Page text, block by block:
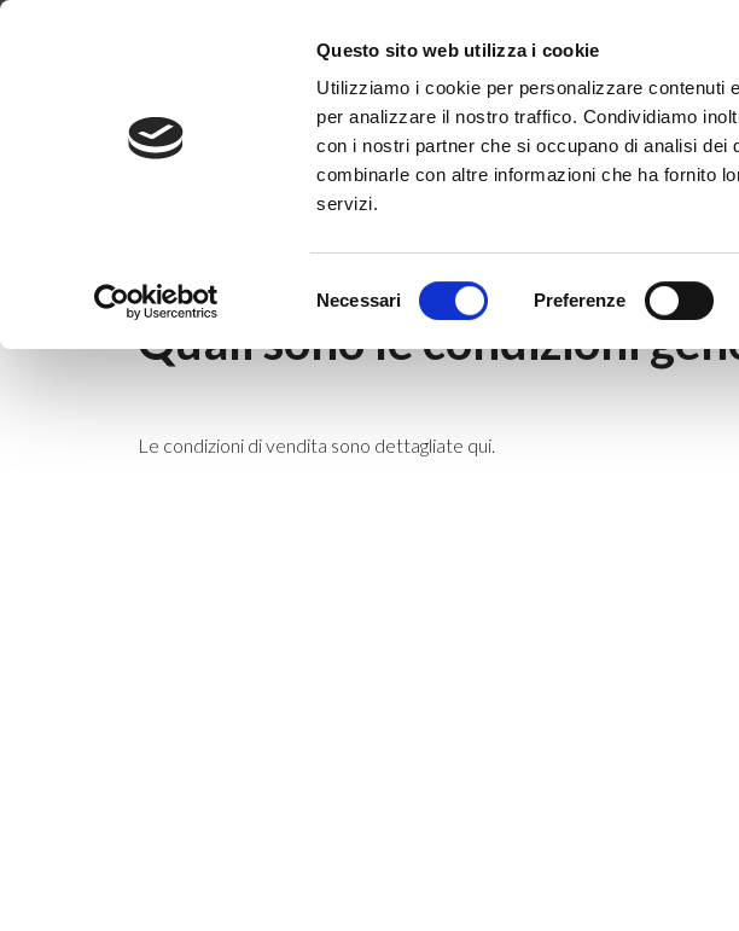
Questo sito web utilizza i cookie
Utilizziamo i cookie per personalizzare contenuti
per analizzare il nostro traffico. Condividiamo
con i nostri partner che si occupano di analisi dei
combinarle con altre informazioni che ha fornito
servizi.
del
Necessari Preferenze
News & Eventi |
3 novembre 2020
Quali sono le condizioni
Le condizioni di vendita sono dettagliate qui.